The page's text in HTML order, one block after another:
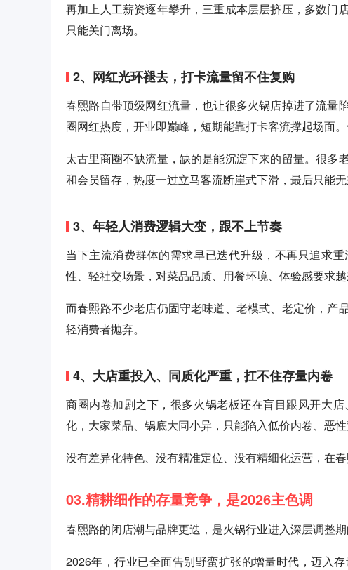
再加上人工薪资逐年攀升，三重成本层层挤压，多数门
只能关门离场。
2、网红光环褪去，打卡流量留不住复购
春熙路自带顶级网红流量，也让很多火锅店掉进了流量
圈网红热度，开业即巅峰，短期能靠打卡客流撑起场面
太古里商圈不缺流量，缺的是能沉淀下来的留量。很
和会员留存，热度一过立马客流断崖式下滑，最后只能无
3、年轻人消费逻辑大变，跟不上节奏
当下主流消费群体的需求早已迭代升级，不再只追求
性、轻社交场景，对菜品品质、用餐环境、体验感要求越
而春熙路不少老店仍固守老味道、老模式、老定价，产
轻消费者抛弃。
4、大店重投入、同质化严重，扛不住存量内卷
商圈内卷加剧之下，很多火锅老板还在盲目跟风开大
化，大家菜品、锅底大同小异，只能陷入低价内卷、恶性
没有差异化特色、没有精准定位、没有精细化运营，在
03.精耕细作的存量竞争，是2026主色调
春熙路的闭店潮与品牌更迭，是火锅行业进入深层调整期
2026年，行业已全面告别野蛮扩张的增量时代，迈入